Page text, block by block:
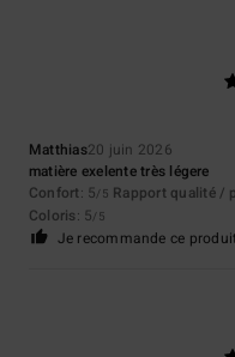
Matthias20 juin 2026
matière exelente très légere
Confort: 5/5 Rapport qualité /
Coloris: 5/5
Je recommande ce